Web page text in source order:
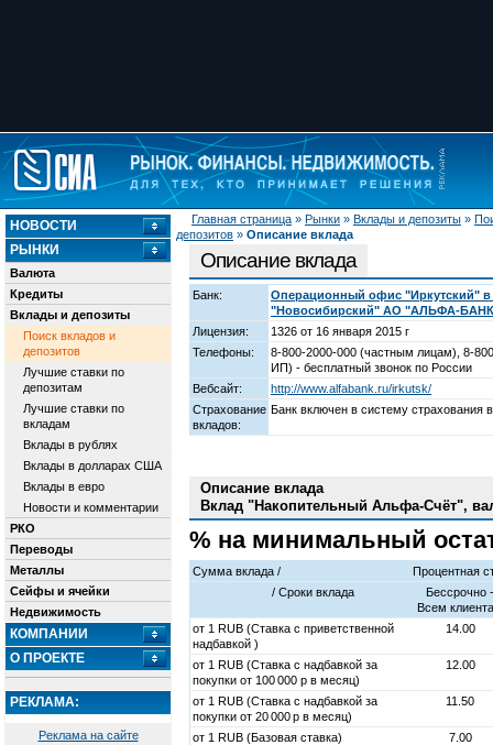
Главная страница » Рынки » Вклады и депозиты »
депозитов » Описание вклада
НОВОСТИ
РЫНКИ
Валюта
Кредиты
Вклады и депозиты
Поиск вкладов и
депозитов
Лучшие ставки по
депозитам
Лучшие ставки по
вкладам
Вклады в рублях
Вклады в долларах США
Вклады в евро
Новости и комментарии
РКО
Переводы
Металлы
Сейфы и ячейки
Недвижимость
КОМПАНИИ
О ПРОЕКТЕ
РЕКЛАМА:
Реклама на сайте
Описание вклада
Банк:
Операционный офис "Иркутский" в
"Новосибирский" АО "АЛЬФА-
Лицензия:
1326 от 16 января 2015 г
Телефоны:
8-800-2000-000 (частным лицам), 8-
ИП) - бесплатный звонок по России
Вебсайт:
http://www.alfabank.ru/irkutsk/
Страхование
вкладов:
Банк включен в систему страхования
Описание вклада
Вклад "Накопительный Альфа-Счёт",
% на минимальный
Сумма вклада /
Процентная
/ Cроки вклада
Бессрочно -
Всем
от 1 RUB (Ставка с приветственной
надбавкой )
14.00
от 1 RUB (Ставка с надбавкой за
покупки от 100 000 р в месяц)
12.00
от 1 RUB (Ставка с надбавкой за
покупки от 20 000 р в месяц)
11.50
от 1 RUB (Базовая ставка) 7.00